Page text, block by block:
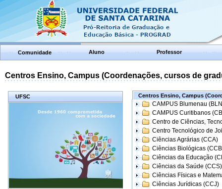
Comunidade Aluno Professor
Centros Ensino, Campus (Coordenações, cursos de
UFSC Centros Ensino, Campus
CAMPUS Blumenau
CAMPUS Curitibanos
Centro de Ciências,
Centro Tecnológico de
Ciências Agrárias (CCA)
Ciências Biológicas
Ciências da Educação
Ciências da Saúde (CCS)
Ciências Físicas e
Ciências Jurídicas (CCJ)